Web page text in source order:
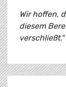
Wir hoffen,
diesem
verschließt."